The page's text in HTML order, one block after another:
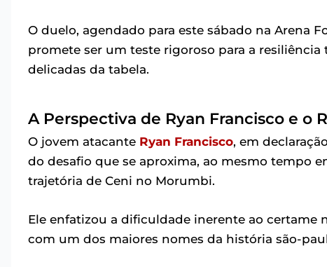
O duelo, agendado para este sábado na Arena
promete ser um teste rigoroso para a
delicadas da tabela.
A Perspectiva de Ryan Francisco e o
O jovem atacante Ryan Francisco, em
do desafio que se aproxima, ao mesmo tempo
trajetória de Ceni no Morumbi.
Ele enfatizou a dificuldade inerente ao certame
com um dos maiores nomes da história são-